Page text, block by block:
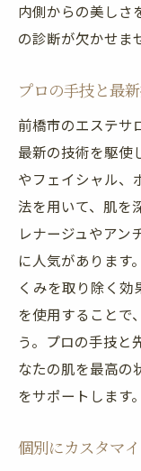
内側からの美しさ
の診断が欠かせま
プロの手技と最
前橋市のエステサ
最新の技術を駆使
やフェイシャル、
法を用いて、肌を
レナージュやアン
に人気があります
くみを取り除く効
を使用することで
う。プロの手技と
なたの肌を最高の
をサポートします。
個別にカスタマ